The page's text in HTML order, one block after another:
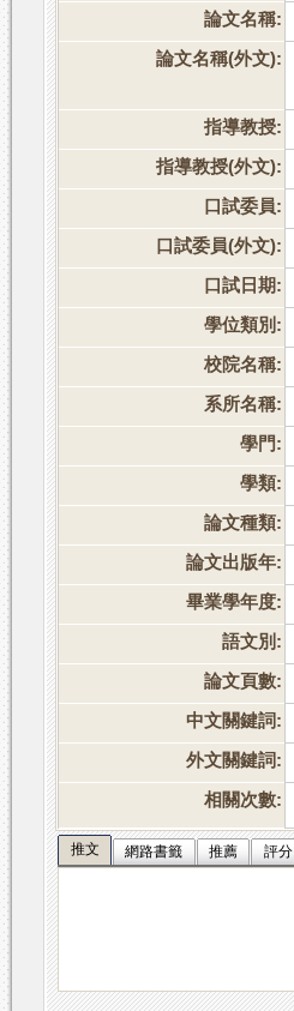
論文名稱:
論文名稱(外文):
指導教授:
指導教授(外文):
口試委員:
口試委員(外文):
口試日期:
學位類別:
校院名稱:
系所名稱:
學門:
學類:
論文種類:
論文出版年:
畢業學年度:
語文別:
論文頁數:
中文關鍵詞:
外文關鍵詞:
相關次數:
推文 網路書籤 推薦 評分